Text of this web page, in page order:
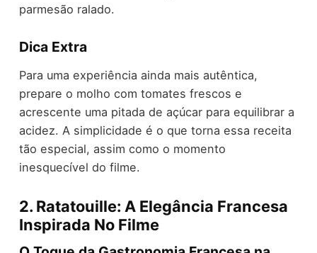
parmesão ralado.
Dica Extra
Para uma experiência ainda mais autêntica,
prepare o molho com tomates frescos e
acrescente uma pitada de açúcar para equilibrar a
acidez. A simplicidade é o que torna essa receita
tão especial, assim como o momento
inesquecível do filme.
2. Ratatouille: A Elegância Francesa
Inspirada No Filme